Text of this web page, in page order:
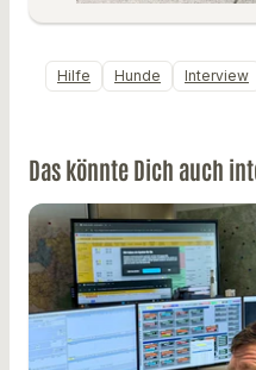
Hilfe Hunde Interview
Das könnte Dich auch